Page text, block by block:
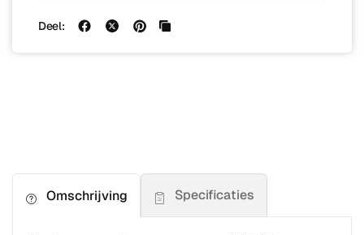
Deel:
Omschrijving Specificaties